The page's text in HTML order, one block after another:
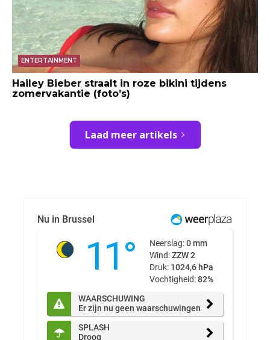
ENTERTAINMENT
Hailey Bieber straalt in roze bikini tijdens
zomervakantie (foto’s)
Laad meer artikels